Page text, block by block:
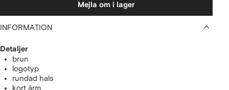
Mejla om i lager
INFORMATION
Detaljer
brun
logotyp
rundad hals
kort ärm